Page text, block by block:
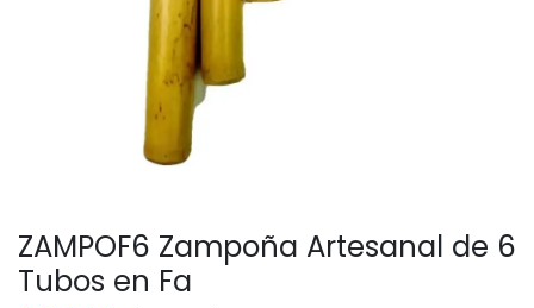
ZAMPOF6 Zampoña Artesanal de 6
Tubos en Fa